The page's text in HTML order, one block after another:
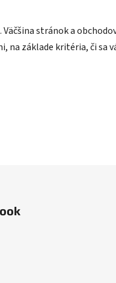
stránok a
na základe kritéria, či sa